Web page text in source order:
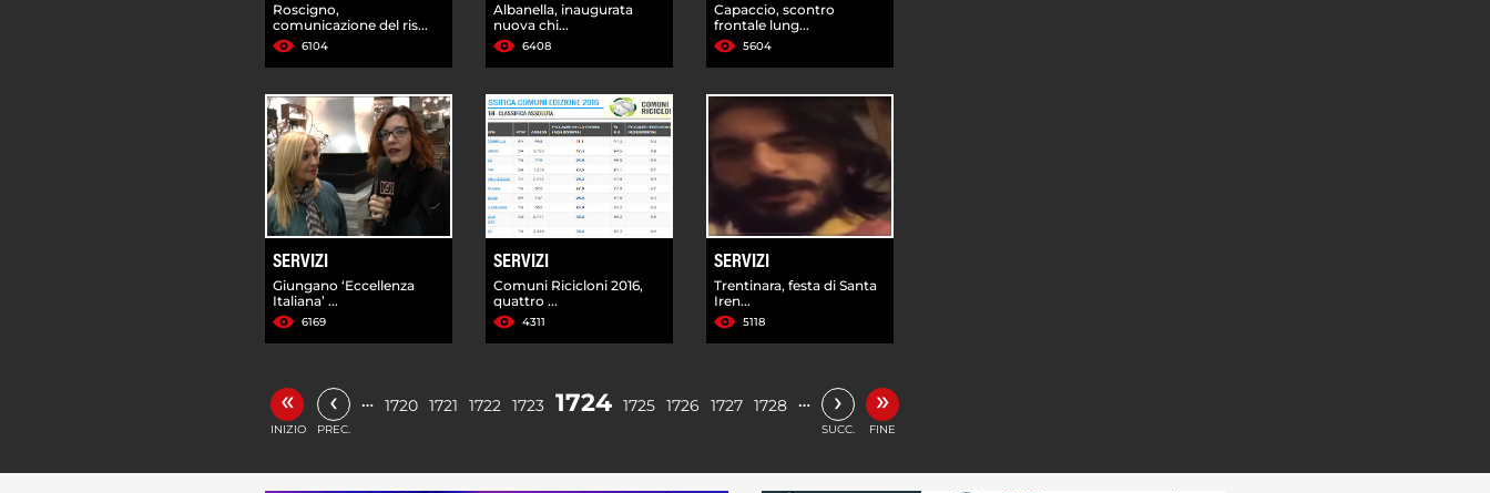
Roscigno,
comunicazione del ris...
6104
Albanella, inaugurata
nuova chi...
6408
Capaccio, scontro
frontale lung...
5604
SERVIZI
Giungano ‘Eccellenza
Italiana’ ...
6169
SERVIZI
Comuni Ricicloni 2016,
quattro ...
4311
SERVIZI
Trentinara, festa di Santa
Iren...
5118
«
INIZIO
‹
PREC.
… 1720 1721 1722 1723 1724 1725 1726 1727 1728 … ›
SUCC.
»
FINE